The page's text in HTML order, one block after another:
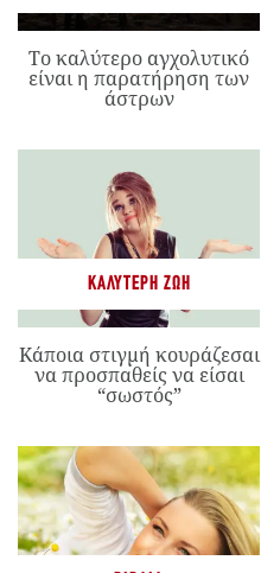
Το καλύτερο αγχολυτικό
είναι η παρατήρηση των
άστρων
ΚΑΛΎΤΕΡΗ ΖΩΉ
Κάποια στιγμή κουράζεσαι
να προσπαθείς να είσαι
“σωστός”